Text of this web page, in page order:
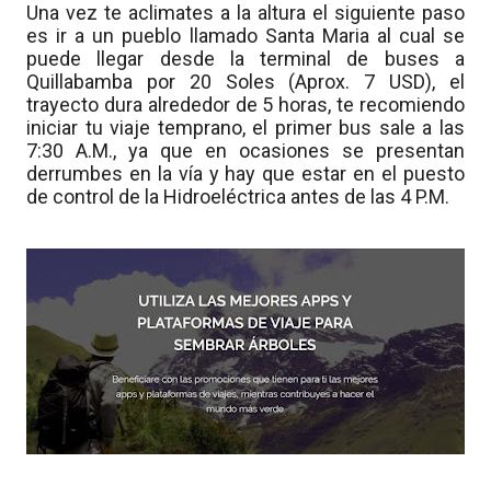
Una vez te aclimates a la altura el siguiente paso
es ir a un pueblo llamado Santa Maria al cual se
puede llegar desde la terminal de buses a
Quillabamba por 20 Soles (Aprox. 7 USD), el
trayecto dura alrededor de 5 horas, te recomiendo
iniciar tu viaje temprano, el primer bus sale a las
7:30 A.M., ya que en ocasiones se presentan
derrumbes en la vía y hay que estar en el puesto
de control de la Hidroeléctrica antes de las 4 P.M.